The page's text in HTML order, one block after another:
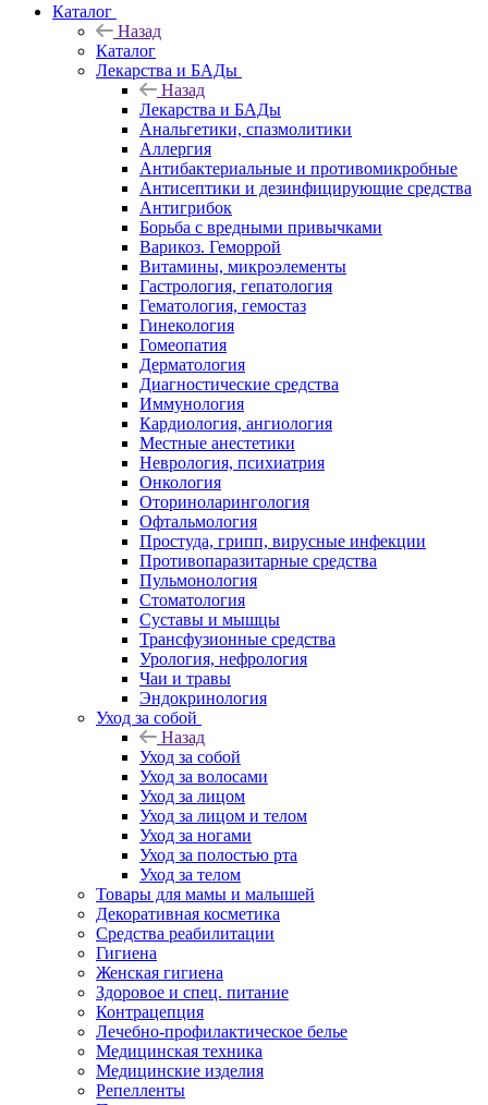
Каталог
Назад
Каталог
Лекарства и БАДы
Назад
Лекарства и БАДы
Анальгетики, спазмолитики
Аллергия
Антибактериальные и противомикробные
Антисептики и дезинфицирующие средства
Антигрибок
Борьба с вредными привычками
Варикоз. Геморрой
Витамины, микроэлементы
Гастрология, гепатология
Гематология, гемостаз
Гинекология
Гомеопатия
Дерматология
Диагностические средства
Иммунология
Кардиология, ангиология
Местные анестетики
Неврология, психиатрия
Онкология
Оториноларингология
Офтальмология
Простуда, грипп, вирусные инфекции
Противопаразитарные средства
Пульмонология
Стоматология
Суставы и мышцы
Трансфузионные средства
Урология, нефрология
Чаи и травы
Эндокринология
Уход за собой
Назад
Уход за собой
Уход за волосами
Уход за лицом
Уход за лицом и телом
Уход за ногами
Уход за полостью рта
Уход за телом
Товары для мамы и малышей
Декоративная косметика
Средства реабилитации
Гигиена
Женская гигиена
Здоровое и спец. питание
Контрацепция
Лечебно-профилактическое белье
Медицинская техника
Медицинские изделия
Репелленты